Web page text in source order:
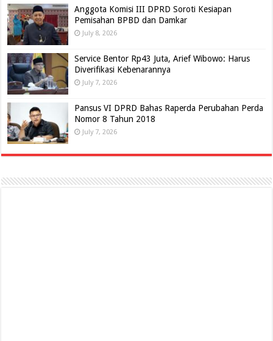
Anggota Komisi III DPRD Soroti Kesiapan
Pemisahan BPBD dan Damkar
July 8, 2026
Service Bentor Rp43 Juta, Arief Wibowo: Harus
Diverifikasi Kebenarannya
July 7, 2026
Pansus VI DPRD Bahas Raperda Perubahan Perda
Nomor 8 Tahun 2018
July 7, 2026